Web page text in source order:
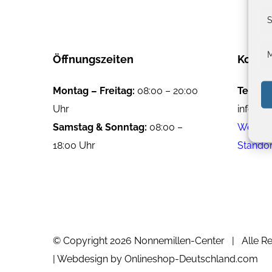
Öffnungszeiten
Montag – Freitag: 08:00 – 20:00
Uhr
Samstag & Sonntag: 08:00 –
18:00 Uhr
Telefon:
© Copyright 2026 Nonnemillen-Center | Alle
| Webdesign by Onlineshop-Deutschland.com